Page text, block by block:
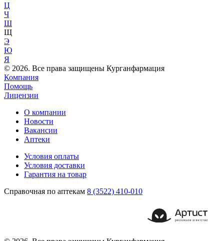
Ц
Ч
Ш
Щ
Э
Ю
Я
© 2026. Все права защищены Курганфармация
Компания
Помощь
Лицензии
О компании
Новости
Вакансии
Аптеки
Условия оплаты
Условия доставки
Гарантия на товар
Справочная по аптекам 8 (3522) 410-010